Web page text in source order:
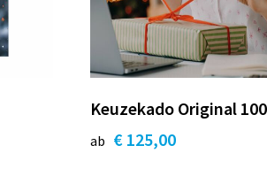
Keuzekado Original 100
ab € 125,00